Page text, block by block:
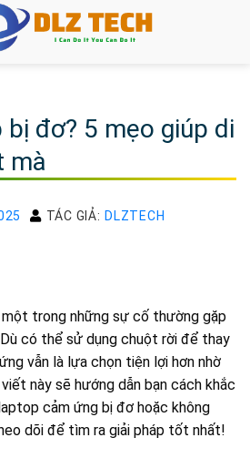
đơ? 5 mẹo giúp di
mà
TÁC GIẢ: DLZTECH
một trong những sự cố thường gặp
có thể sử dụng chuột rời để thay
vẫn là lựa chọn tiện lợi hơn nhờ
này sẽ hướng dẫn bạn cách khắc
cảm ứng bị đơ hoặc không
dõi để tìm ra giải pháp tốt nhất!